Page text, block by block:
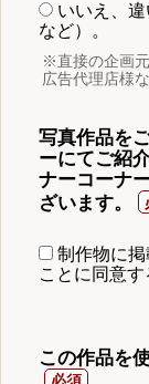
いいえ、
など）。
※直接の企画
広告代理店様
写真作品を
ーにてご紹
ナーコーナ
ざいます。
制作物に
ことに同意す
この作品を